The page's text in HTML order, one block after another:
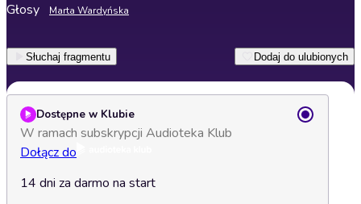
Głosy Marta Wardyńska
Słuchaj fragmentu Dodaj do ulubionych
Dostępne w Klubie
W ramach subskrypcji Audioteka Klub
Dołącz do
14 dni za darmo na start